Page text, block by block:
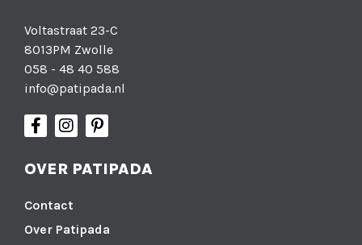
Voltastraat 23-C
8013PM Zwolle
058 - 48 40 588
info@patipada.nl
OVER PATIPADA
Contact
Over Patipada